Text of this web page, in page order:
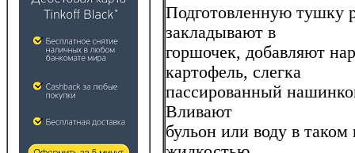
Подготовленную тушку
закладывают в
горшочек, добавляют
картофель, слегка
пассированный
Вливают
бульон или воду в